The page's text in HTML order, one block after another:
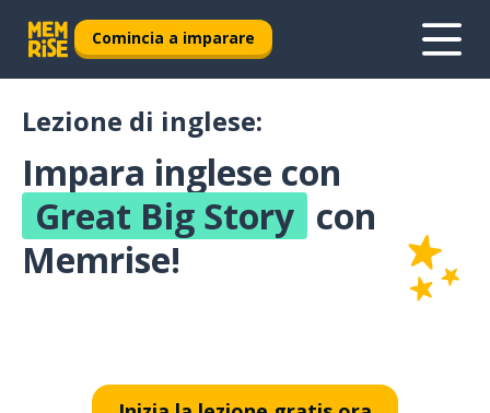
Comincia a imparare
Lezione di inglese:
Impara inglese con
Great Big Story con
Memrise!